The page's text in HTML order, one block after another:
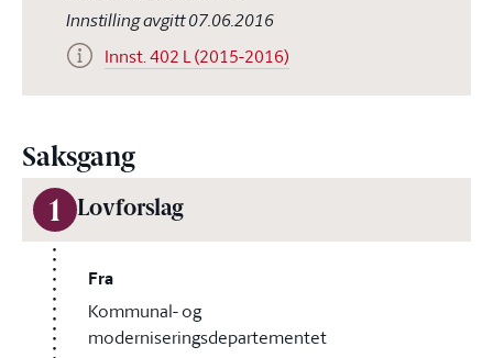
Innstilling avgitt 07.06.2016
Innst. 402 L (2015-2016)
Saksgang
1 Lovforslag
Fra
Kommunal- og
moderniseringsdepartementet